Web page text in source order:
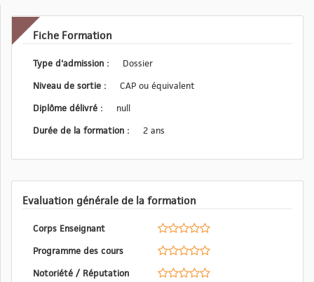
Fiche Formation
Type d'admission :
Dossier
Niveau de sortie :
CAP ou équivalent
Diplôme délivré :
null
Durée de la formation :
2 ans
Evaluation générale de la formation
Corps Enseignant
Programme des cours
Notoriété / Réputation